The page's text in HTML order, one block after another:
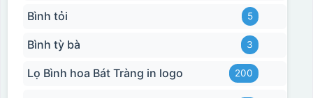
Bình tỏi 5
Bình tỳ bà 3
Lọ Bình hoa Bát Tràng in logo 200